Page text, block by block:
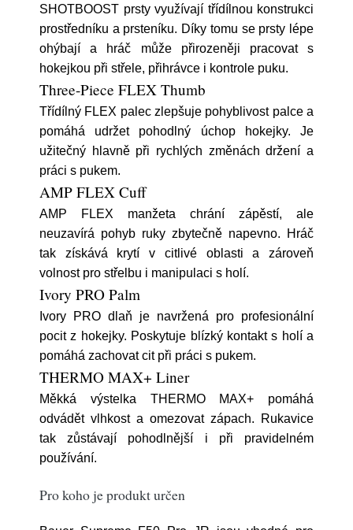
SHOTBOOST prsty využívají třídílnou konstrukci
prostředníku a prsteníku. Díky tomu se prsty lépe
ohýbají a hráč může přirozeněji pracovat s
hokejkou při střele, přihrávce i kontrole puku.
Three-Piece FLEX Thumb
Třídílný FLEX palec zlepšuje pohyblivost palce a
pomáhá udržet pohodlný úchop hokejky. Je
užitečný hlavně při rychlých změnách držení a
práci s pukem.
AMP FLEX Cuff
AMP FLEX manžeta chrání zápěstí, ale
neuzavírá pohyb ruky zbytečně napevno. Hráč
tak získává krytí v citlivé oblasti a zároveň
volnost pro střelbu i manipulaci s holí.
Ivory PRO Palm
Ivory PRO dlaň je navržená pro profesionální
pocit z hokejky. Poskytuje blízký kontakt s holí a
pomáhá zachovat cit při práci s pukem.
THERMO MAX+ Liner
Měkká výstelka THERMO MAX+ pomáhá
odvádět vlhkost a omezovat zápach. Rukavice
tak zůstávají pohodlnější i při pravidelném
používání.
Pro koho je produkt určen